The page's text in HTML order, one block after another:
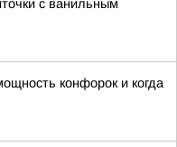
с ванильным
конфорок и когда